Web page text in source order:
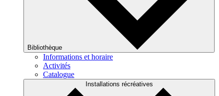
Bibliothèque
Informations et horaire
Activités
Catalogue
Installations récréatives